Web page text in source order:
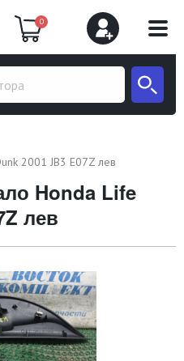
0
2001 JB3 E07Z лев
Honda Life
лев